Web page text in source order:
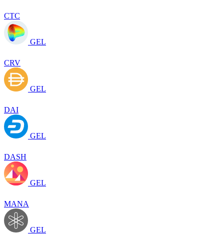
CTC
GEL
CRV
GEL
DAI
GEL
DASH
GEL
MANA
GEL